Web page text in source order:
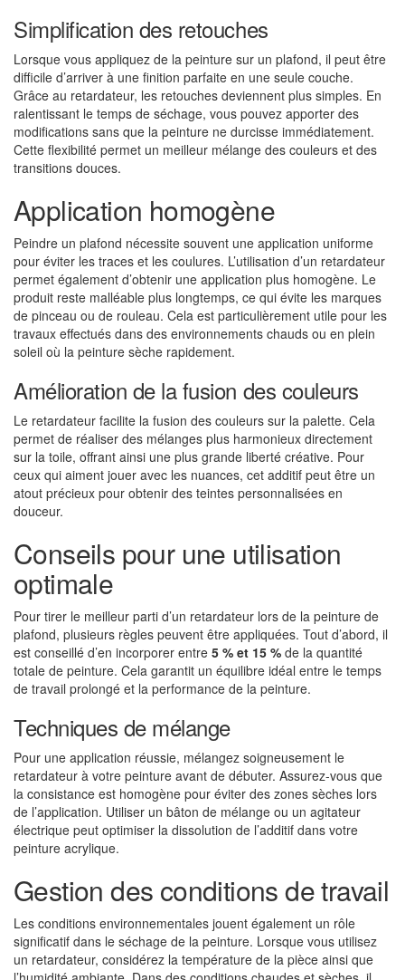
Simplification des retouches
Lorsque vous appliquez de la peinture sur un plafond, il peut être
difficile d’arriver à une finition parfaite en une seule couche.
Grâce au retardateur, les retouches deviennent plus simples. En
ralentissant le temps de séchage, vous pouvez apporter des
modifications sans que la peinture ne durcisse immédiatement.
Cette flexibilité permet un meilleur mélange des couleurs et des
transitions douces.
Application homogène
Peindre un plafond nécessite souvent une application uniforme
pour éviter les traces et les coulures. L’utilisation d’un retardateur
permet également d’obtenir une application plus homogène. Le
produit reste malléable plus longtemps, ce qui évite les marques
de pinceau ou de rouleau. Cela est particulièrement utile pour les
travaux effectués dans des environnements chauds ou en plein
soleil où la peinture sèche rapidement.
Amélioration de la fusion des couleurs
Le retardateur facilite la fusion des couleurs sur la palette. Cela
permet de réaliser des mélanges plus harmonieux directement
sur la toile, offrant ainsi une plus grande liberté créative. Pour
ceux qui aiment jouer avec les nuances, cet additif peut être un
atout précieux pour obtenir des teintes personnalisées en
douceur.
Conseils pour une utilisation
optimale
Pour tirer le meilleur parti d’un retardateur lors de la peinture de
plafond, plusieurs règles peuvent être appliquées. Tout d’abord, il
est conseillé d’en incorporer entre 5 % et 15 % de la quantité
totale de peinture. Cela garantit un équilibre idéal entre le temps
de travail prolongé et la performance de la peinture.
Techniques de mélange
Pour une application réussie, mélangez soigneusement le
retardateur à votre peinture avant de débuter. Assurez-vous que
la consistance est homogène pour éviter des zones sèches lors
de l’application. Utiliser un bâton de mélange ou un agitateur
électrique peut optimiser la dissolution de l’additif dans votre
peinture acrylique.
Gestion des conditions de travail
Les conditions environnementales jouent également un rôle
significatif dans le séchage de la peinture. Lorsque vous utilisez
un retardateur, considérez la température de la pièce ainsi que